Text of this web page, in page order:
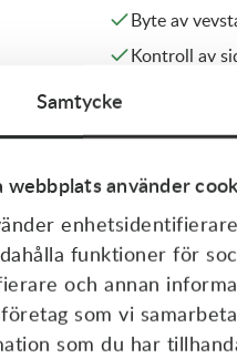
Samtycke
webbplats använder
funktioner för
och annan
som vi
som du har
Byte av
Kontroll av
delar, packningar, bussningar,
specifikationer.